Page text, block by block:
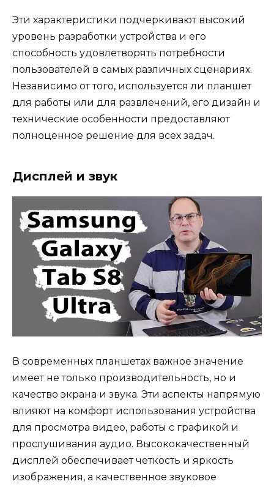
Эти характеристики подчеркивают высокий
уровень разработки устройства и его
способность удовлетворять потребности
пользователей в самых различных сценариях.
Независимо от того, используется ли планшет
для работы или для развлечений, его дизайн и
технические особенности предоставляют
полноценное решение для всех задач.
Дисплей и звук
В современных планшетах важное значение
имеет не только производительность, но и
качество экрана и звука. Эти аспекты напрямую
влияют на комфорт использования устройства
для просмотра видео, работы с графикой и
прослушивания аудио. Высококачественный
дисплей обеспечивает четкость и яркость
изображения, а качественное звуковое